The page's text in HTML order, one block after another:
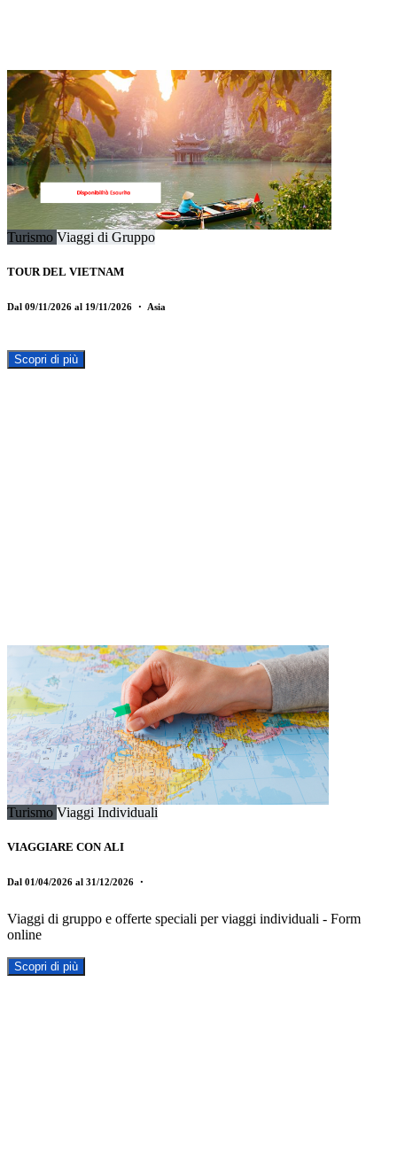
Turismo Viaggi di Gruppo
TOUR DEL VIETNAM
Dal 09/11/2026 al 19/11/2026 ・ Asia
Scopri di più
Turismo Viaggi Individuali
VIAGGIARE CON ALI
Dal 01/04/2026 al 31/12/2026 ・
Viaggi di gruppo e offerte speciali per viaggi individuali - Form
online
Scopri di più